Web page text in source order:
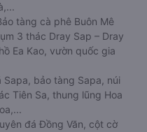
tàng cà phê Buôn Mê
3 thác Dray Sap – Dray
Ea Kao, vườn quốc gia
Sapa, bảo tàng Sapa, núi
Tiên Sa, thung lũng Hoa
đá Đồng Văn, cột cờ